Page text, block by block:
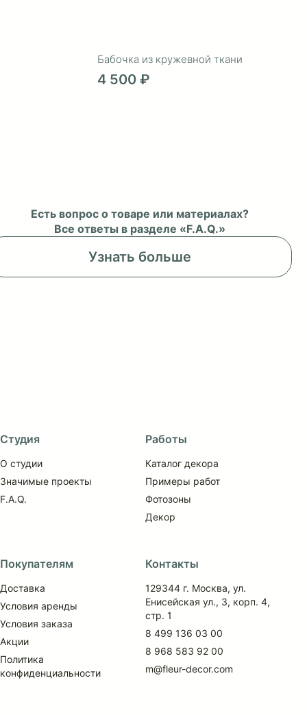
Бабочка из кружевной ткани
4 500 ₽
Есть вопрос о товаре или материалах?
Все ответы в разделе «F.A.Q.»
Узнать больше
Студия
О студии
Значимые проекты
F.A.Q.
Работы
Каталог декора
Примеры работ
Фотозоны
Декор
Покупателям
Доставка
Условия аренды
Условия заказа
Акции
Политика
конфиденциальности
Контакты
129344 г. Москва, ул.
Енисейская ул., 3, корп. 4,
стр. 1
8 499 136 03 00
8 968 583 92 00
m@fleur-decor.com